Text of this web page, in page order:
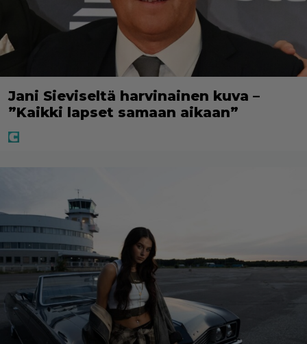
Jani Sieviseltä harvinainen kuva –
”Kaikki lapset samaan aikaan”